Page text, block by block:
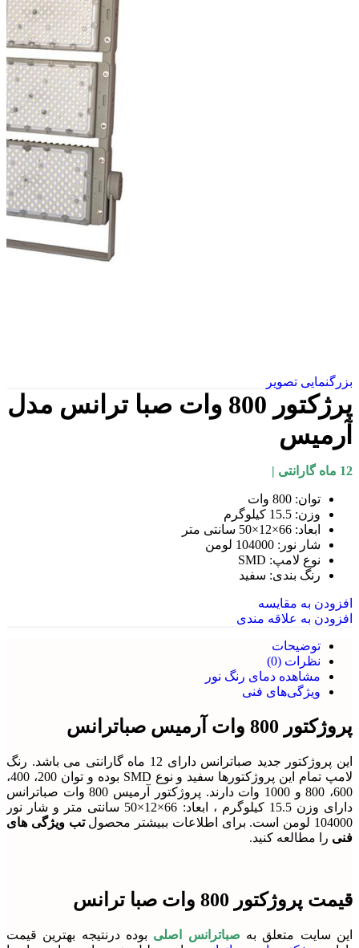
بزرگنمایی تصویر
پرژکتور 800 وات صبا ترانس مدل
آرمیس
12 ماه گارانتی |
توان: 800 وات
وزن: 15.5 کیلوگرم
ابعاد: 66×12×50 سانتی متر
شار نور: 104000 لومن
نوع لامپ: SMD
رنگ بندی: سفید
افزودن به مقایسه
افزودن به علاقه مندی
توضیحات
نظرات (0)
مشاهده دمای رنگ نور
ویژگی‌های فنی
پروژکتور 800 وات آرمیس صباترانس
این پروژکتور جدید صباترانس دارای 12 ماه گارانتی می باشد. رنگ
لامپ تمام این پروژکتورها سفید و نوع SMD بوده و توان 200، 400،
600، 800 و 1000 وات دارند. پروژکتور آرمیس 800 وات صباترانس
دارای وزن 15.5 کیلوگرم ، ابعاد: 66×12×50 سانتی متر و شار نور
104000 لومن است. برای اطلاعات ببیشتر محصول
تب ویژگی های
فنی را مطالعه کنید.
قیمت پروژکتور 800 وات صبا ترانس
این سایت متعلق به صباترانس اصلی بوده درنتیجه بهترین قیمت